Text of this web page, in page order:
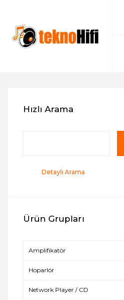
Hızlı Arama
Detaylı Arama
Ürün Grupları
Amplifikatör
Hoparlör
Network Player / CD